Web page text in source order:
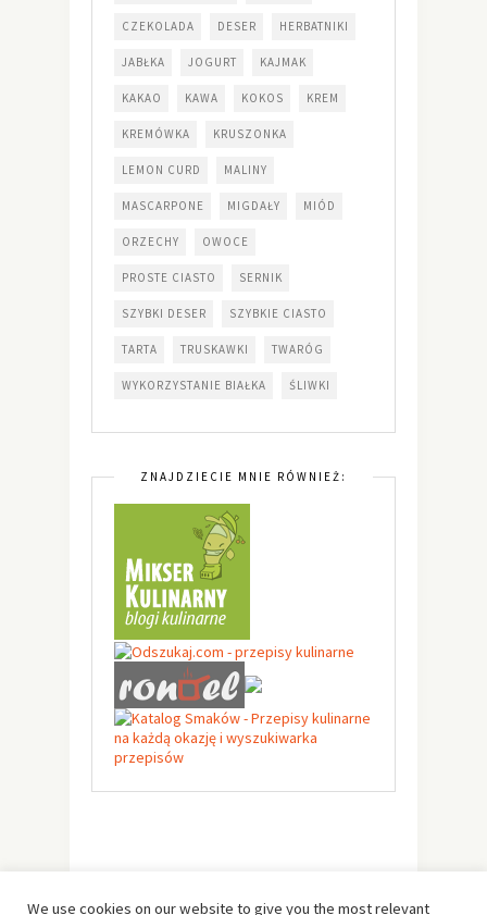
CZEKOLADA DESER HERBATNIKI
JABŁKA JOGURT KAJMAK
KAKAO KAWA KOKOS KREM
KREMÓWKA KRUSZONKA
LEMON CURD MALINY
MASCARPONE MIGDAŁY MIÓD
ORZECHY OWOCE
PROSTE CIASTO SERNIK
SZYBKI DESER SZYBKIE CIASTO
TARTA TRUSKAWKI TWARÓG
WYKORZYSTANIE BIAŁKA ŚLIWKI
ZNAJDZIECIE MNIE RÓWNIEŻ:
We use cookies on our website to give you the most relevant